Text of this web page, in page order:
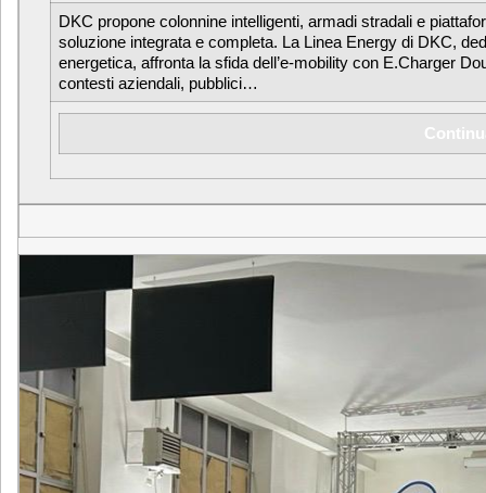
DKC propone colonnine intelligenti, armadi stradali e
soluzione integrata e completa. La Linea Energy di DKC,
energetica, affronta la sfida dell’e-mobility con E.Charger
contesti aziendali, pubblici…